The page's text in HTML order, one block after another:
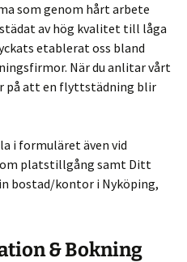
som genom hårt arbete
av hög kvalitet till låga
etablerat oss bland
När du anlitar vårt
på att en flyttstädning blir
i formuläret även vid
platstillgång samt Ditt
bostad/kontor i Nyköping,
& Bokning